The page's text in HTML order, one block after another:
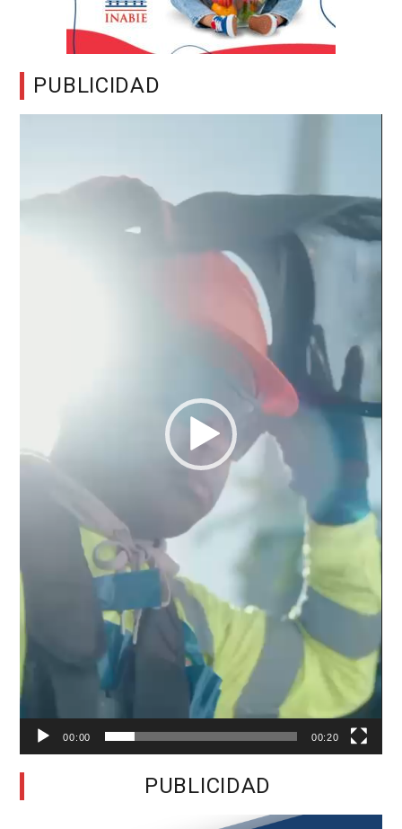
PUBLICIDAD
00:00 00:20
PUBLICIDAD